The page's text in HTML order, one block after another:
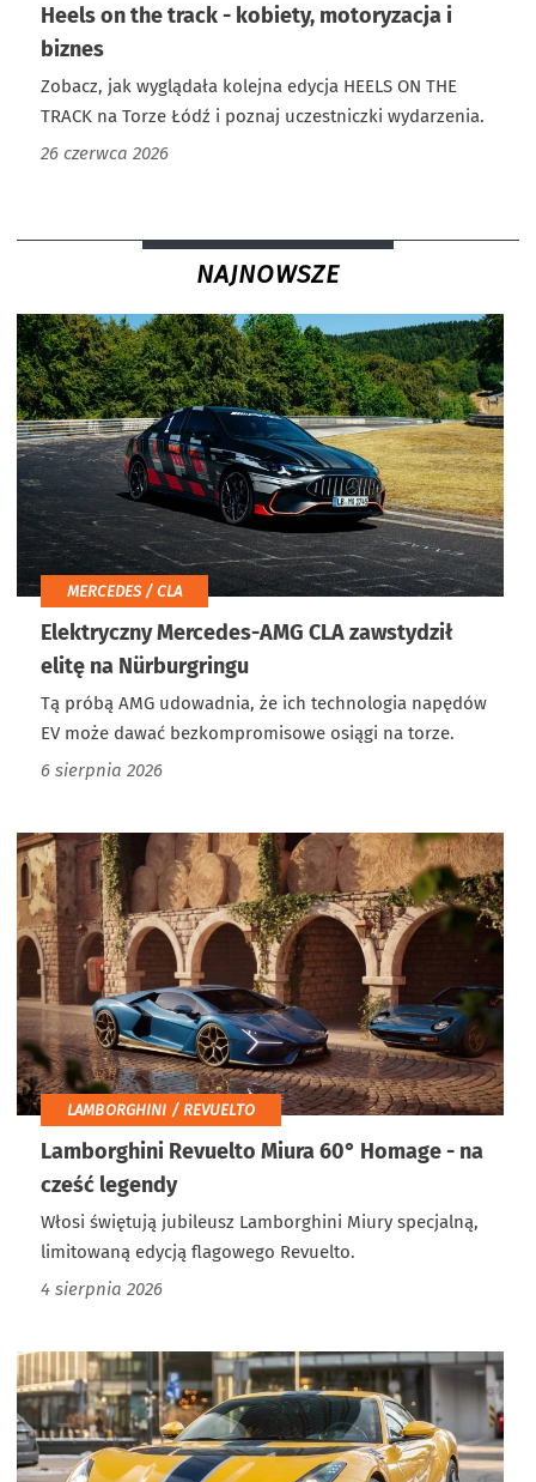
Heels on the track - kobiety, motoryzacja i
biznes
Zobacz, jak wyglądała kolejna edycja HEELS ON THE
TRACK na Torze Łódź i poznaj uczestniczki wydarzenia.
26 czerwca 2026
NAJNOWSZE
MERCEDES / CLA
Elektryczny Mercedes-AMG CLA zawstydził
elitę na Nürburgringu
Tą próbą AMG udowadnia, że ich technologia napędów
EV może dawać bezkompromisowe osiągi na torze.
6 sierpnia 2026
LAMBORGHINI / REVUELTO
Lamborghini Revuelto Miura 60° Homage - na
cześć legendy
Włosi świętują jubileusz Lamborghini Miury specjalną,
limitowaną edycją flagowego Revuelto.
4 sierpnia 2026